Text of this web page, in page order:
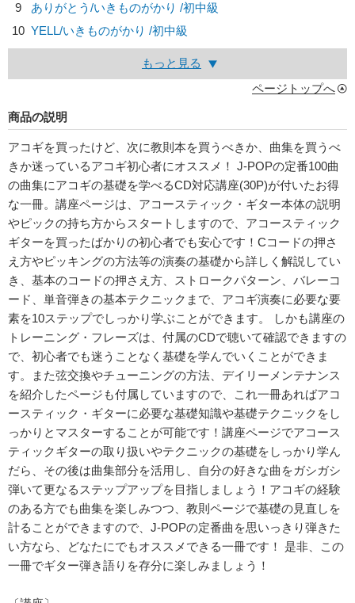
9
ありがとう/いきものがかり /初中級
10 YELL/いきものがかり /初中級
もっと見る
ページトップへ
商品の説明
アコギを買ったけど、次に教則本を買うべきか、曲集を買うべ
きか迷っているアコギ初心者にオススメ！ J-POPの定番100曲
の曲集にアコギの基礎を学べるCD対応講座(30P)が付いたお得
な一冊。講座ページは、アコースティック・ギター本体の説明
やピックの持ち方からスタートしますので、アコースティック
ギターを買ったばかりの初心者でも安心です！Cコードの押さ
え方やピッキングの方法等の演奏の基礎から詳しく解説してい
き、基本のコードの押さえ方、ストロークパターン、バレーコ
ード、単音弾きの基本テクニックまで、アコギ演奏に必要な要
素を10ステップでしっかり学ぶことができます。 しかも講座の
トレーニング・フレーズは、付属のCDで聴いて確認できますの
で、初心者でも迷うことなく基礎を学んでいくことができま
す。また弦交換やチューニングの方法、デイリーメンテナンス
を紹介したページも付属していますので、これ一冊あればアコ
ースティック・ギターに必要な基礎知識や基礎テクニックをし
っかりとマスターすることが可能です！講座ページでアコース
ティックギターの取り扱いやテクニックの基礎をしっかり学ん
だら、その後は曲集部分を活用し、自分の好きな曲をガシガシ
弾いて更なるステップアップを目指しましょう！アコギの経験
のある方でも曲集を楽しみつつ、教則ページで基礎の見直しを
計ることができますので、J-POPの定番曲を思いっきり弾きた
い方なら、どなたにでもオススメできる一冊です！ 是非、この
一冊でギター弾き語りを存分に楽しみましょう！